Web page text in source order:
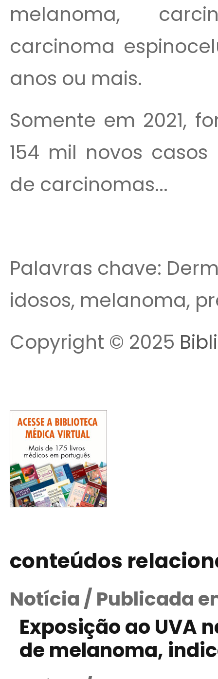
melanoma,
carcinoma
anos ou mais.
Somente em 2021,
154 mil novos
de carcinomas...
Palavras chave:
idosos, melanoma,
Copyright © 2025
conteúdos
Notícia / Publicada
Exposição ao UVA
de melanoma,